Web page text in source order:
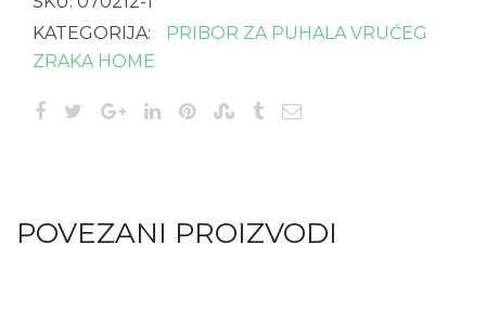
KATEGORIJA:
PRIBOR ZA PUHALA VRUĆEG
ZRAKA HOME
POVEZANI PROIZVODI